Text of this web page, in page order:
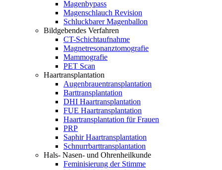
Magenbypass
Magenschlauch Revision
Schluckbarer Magenballon
Bildgebendes Verfahren
CT-Schichtaufnahme
Magnetresonanztomografie
Mammografie
PET Scan
Haartransplantation
Augenbrauentransplantation
Barttransplantation
DHI Haartransplantation
FUE Haartransplantation
Haartransplantation für Frauen
PRP
Saphir Haartransplantation
Schnurrbarttransplantation
Hals- Nasen- und Ohrenheilkunde
Feminisierung der Stimme